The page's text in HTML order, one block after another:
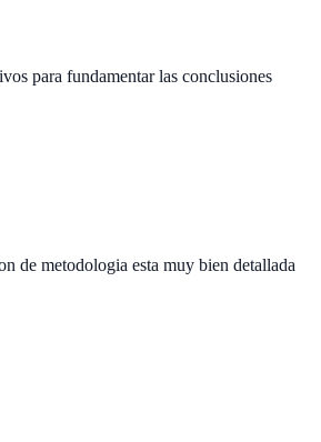
para fundamentar las conclusiones
de metodologia esta muy bien detallada